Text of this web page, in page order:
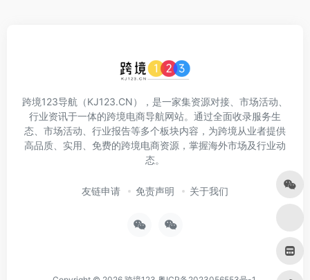
跨境123导航（KJ123.CN），是一家集资源对接、市场活动、
行业资讯于一体的跨境电商导航网站。通过全面收录服务生
态、市场活动、行业报告等多个板块内容，为跨境从业者提供
高品质、实用、免费的跨境电商资源，掌握海外市场及行业动
态。
友链申请 免责声明 关于我们